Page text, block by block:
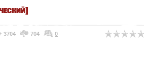
3704 704 0